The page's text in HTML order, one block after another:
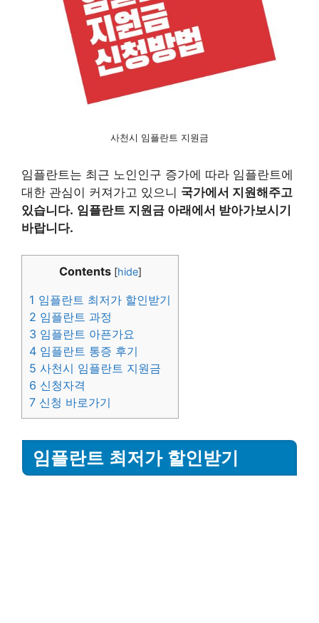
사천시 임플란트 지원금
임플란트는 최근 노인인구 증가에 따라 임플란트에
대한 관심이 커져가고 있으니 국가에서 지원해주고
있습니다. 임플란트 지원금 아래에서 받아가보시기
바랍니다.
Contents [hide]
1 임플란트 최저가 할인받기
2 임플란트 과정
3 임플란트 아픈가요
4 임플란트 통증 후기
5 사천시 임플란트 지원금
6 신청자격
7 신청 바로가기
임플란트 최저가 할인받기